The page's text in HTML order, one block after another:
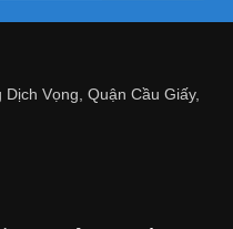
Vọng, Quận Cầu Giấy,